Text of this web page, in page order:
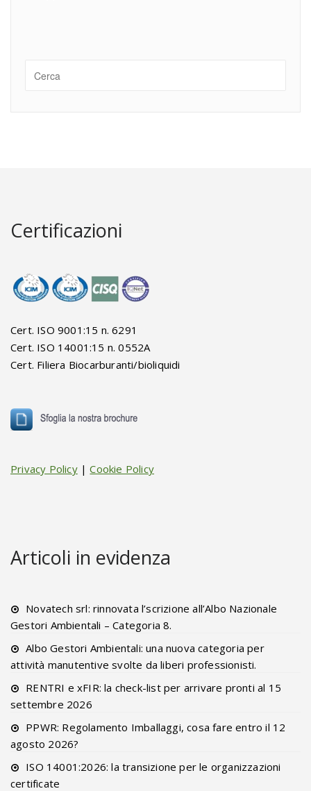
Certificazioni
Cert. ISO 9001:15 n. 6291
Cert. ISO 14001:15 n. 0552A
Cert. Filiera Biocarburanti/bioliquidi
Privacy Policy|Cookie Policy
Articoli in evidenza
Novatech srl: rinnovata l’scrizione all’Albo Nazionale
Gestori Ambientali – Categoria 8.
Albo Gestori Ambientali: una nuova categoria per
attività manutentive svolte da liberi professionisti.
RENTRI e xFIR: la check-list per arrivare pronti al 15
settembre 2026
PPWR: Regolamento Imballaggi, cosa fare entro il 12
agosto 2026?
ISO 14001:2026: la transizione per le organizzazioni
certificate